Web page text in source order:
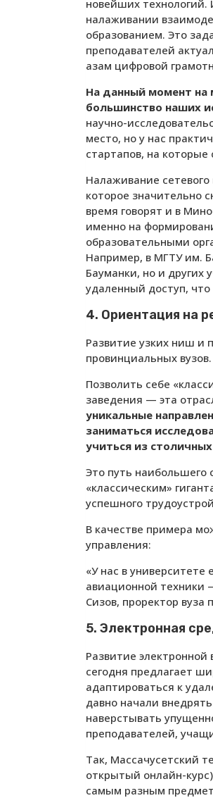
новейших технологий.
налаживании
образованием. Это
преподавателей
азам цифровой
На данный момент на
большинство наших
научно-
место, но у нас
стартапов, на
Налаживание сетевого
которое значительно
время говорят и в
именно на
образовательными
Например, в МГТУ им.
Бауманки, но и других
удаленный доступ, что
4. Ориентация на
Развитие узких ниш и
провинциальных вузов.
Позволить себе
заведения — эта
уникальные
заниматься
учиться из
Это путь наибольшего
«классическим»
успешного
В качестве примера
управления:
«У нас в
авиационной техники
Сизов, проректор
5. Электронная
Развитие
сегодня предлагает
адаптироваться к
давно начали
наверстывать
преподавателей,
Так, Массачусетский
открытый онлайн-
самым разным